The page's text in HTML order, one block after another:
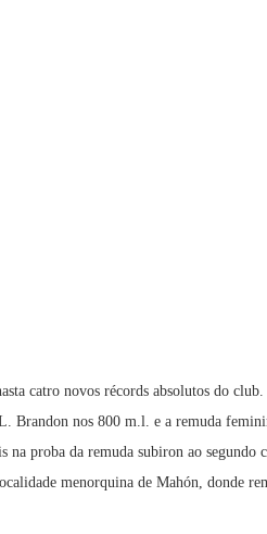
catro novos récords absolutos do
nos 800 m.l. e a remuda
proba da remuda subiron ao
menorquina de Mahón, donde